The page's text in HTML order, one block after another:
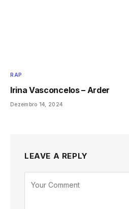
RAP
Irina Vasconcelos – Arder
Dezembro 14, 2024
LEAVE A REPLY